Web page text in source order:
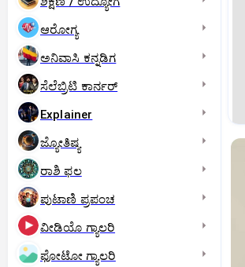
ಆರೋಗ್ಯ
ಅನಿವಾಸಿ ಕನ್ನಡಿಗ
ಸೆಲೆಬ್ರಿಟಿ ಕಾರ್ನರ್‌
Explainer
ಜ್ಯೋತಿಷ್ಯ
ರಾಶಿ ಫಲ
ಪುಟಾಣಿ ಪ್ರಪಂಚ
ವೀಡಿಯೊ ಗ್ಯಾಲರಿ
ಫೋಟೋ ಗ್ಯಾಲರಿ